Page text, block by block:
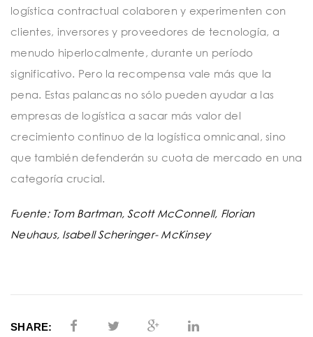
logística contractual colaboren y experimenten con
clientes, inversores y proveedores de tecnología, a
menudo hiperlocalmente, durante un período
significativo. Pero la recompensa vale más que la
pena. Estas palancas no sólo pueden ayudar a las
empresas de logística a sacar más valor del
crecimiento continuo de la logística omnicanal, sino
que también defenderán su cuota de mercado en una
categoría crucial.
Fuente: Tom Bartman,Scott McConnell, Florian
Neuhaus, Isabell Scheringer- McKinsey
SHARE: